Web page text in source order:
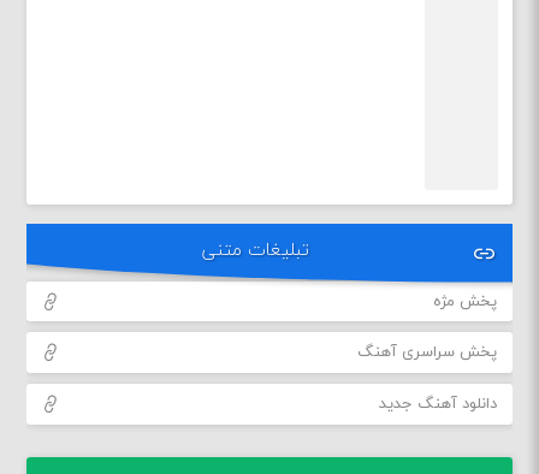
تبلیغات متنی
پخش مژه
پخش سراسری آهنگ
دانلود آهنگ جدید